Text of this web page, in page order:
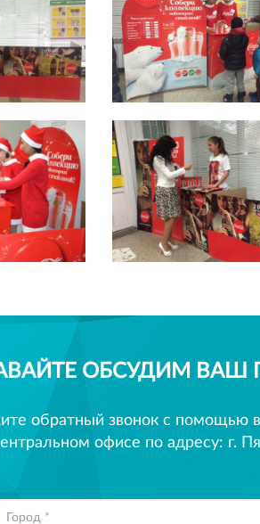
ОБСУДИМ ВАШ
обратный звонок с помощью
офисе по адресу: г.